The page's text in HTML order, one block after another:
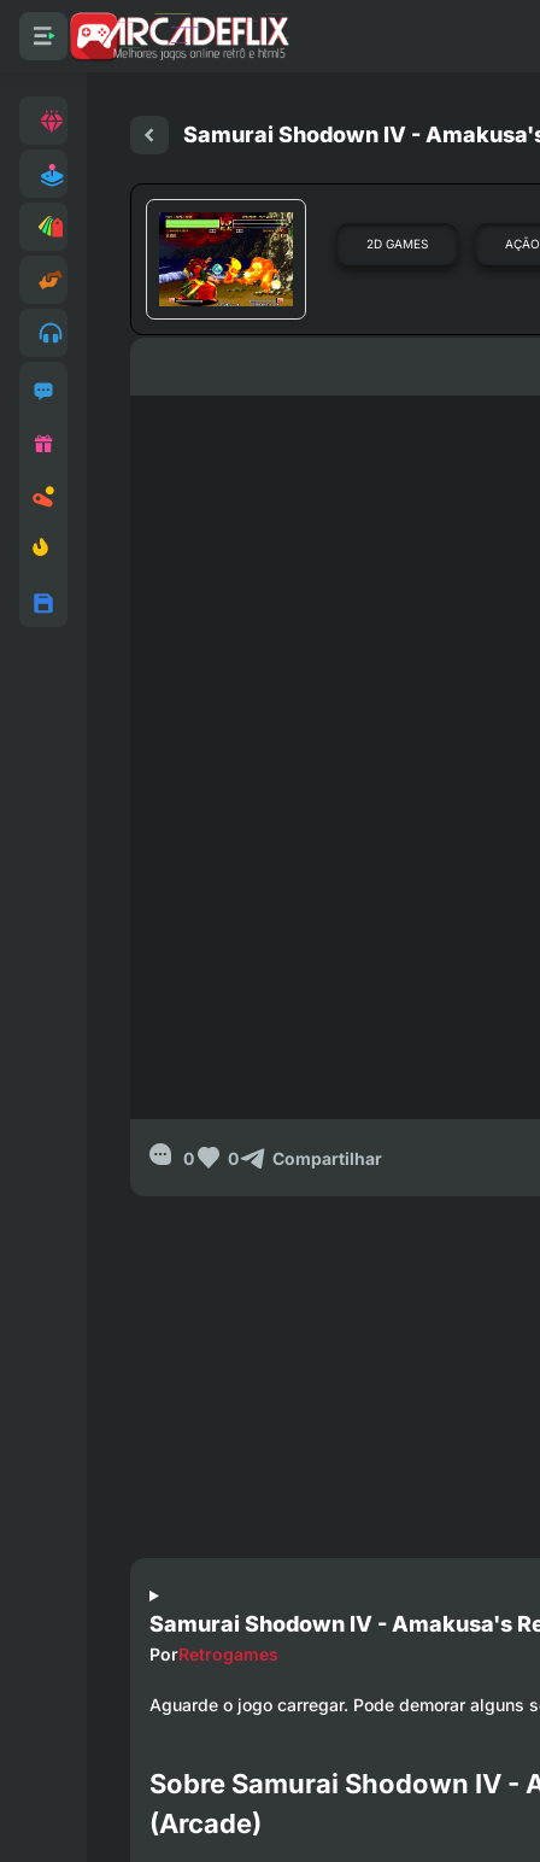
Samurai Shodown IV -
2D GAMES AÇÃO
0 0 Compartilhar
Samurai Shodown IV - Amakusa's
PorRetrogames
Aguarde o jogo carregar. Pode demorar alguns
Sobre Samurai Shodown IV -
(Arcade)